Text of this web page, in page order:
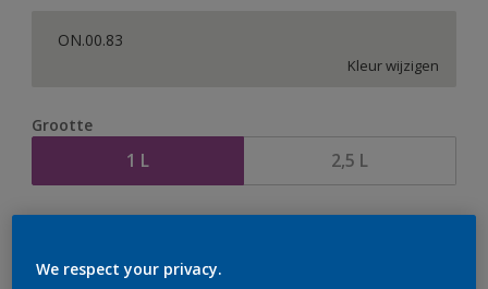
ON.00.83
Kleur wijzigen
Grootte
1 L 2,5 L
We respect your privacy.